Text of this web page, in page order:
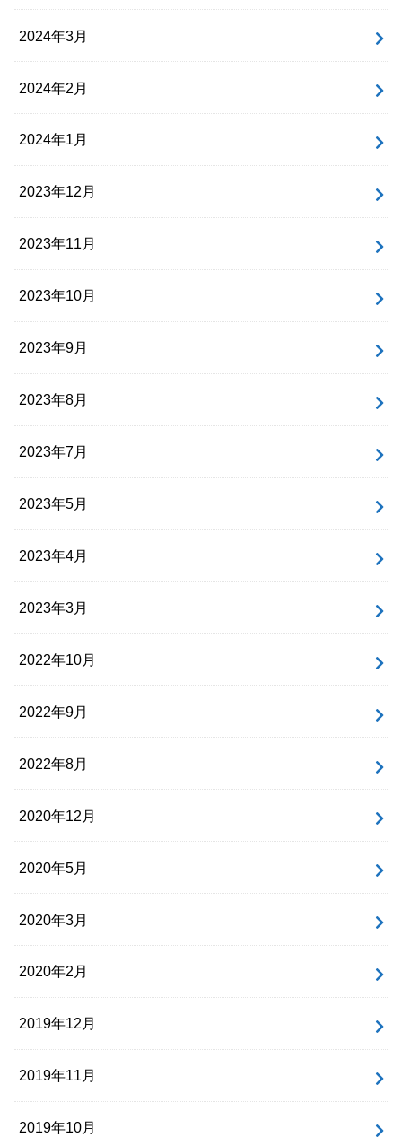
2024年3月
2024年2月
2024年1月
2023年12月
2023年11月
2023年10月
2023年9月
2023年8月
2023年7月
2023年5月
2023年4月
2023年3月
2022年10月
2022年9月
2022年8月
2020年12月
2020年5月
2020年3月
2020年2月
2019年12月
2019年11月
2019年10月